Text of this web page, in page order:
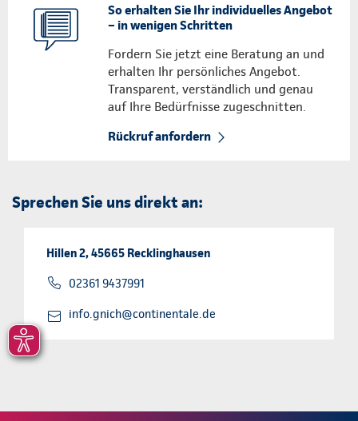
So erhalten Sie Ihr individuelles Angebot
– in wenigen Schritten
Fordern Sie jetzt eine Beratung an und
erhalten Ihr persönliches Angebot.
Transparent, verständlich und genau
auf Ihre Bedürfnisse zugeschnitten.
Rückruf anfordern
Sprechen Sie uns direkt an:
Hillen 2, 45665 Recklinghausen
02361 9437991
info.gnich@continentale.de